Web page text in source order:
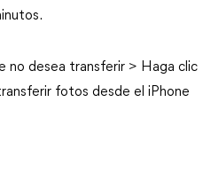
no desea transferir > Haga clic
fotos desde el iPhone